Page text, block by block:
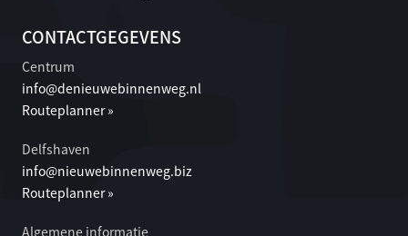
CONTACTGEGEVENS
Centrum
info@denieuwebinnenweg.nl
Routeplanner »
Delfshaven
info@nieuwebinnenweg.biz
Routeplanner »
Algemene informatie